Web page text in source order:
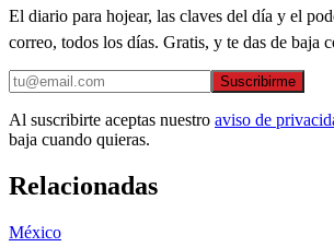
El diario para hojear, las claves del día y el
correo, todos los días. Gratis, y te das de baja
Suscribirme
Al suscribirte aceptas nuestro aviso de
baja cuando quieras.
Relacionadas
México